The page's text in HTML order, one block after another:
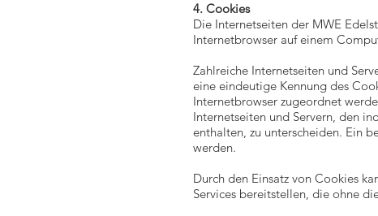
4. Cookies
Die Internetseiten der MWE
Internetbrowser auf einem
Zahlreiche Internetseiten und
eine eindeutige Kennung des
Internetbrowser zugeordnet
Internetseiten und Servern, den
enthalten, zu unterscheiden. Ein
werden.
Durch den Einsatz von Cookies
Services bereitstellen, die ohne